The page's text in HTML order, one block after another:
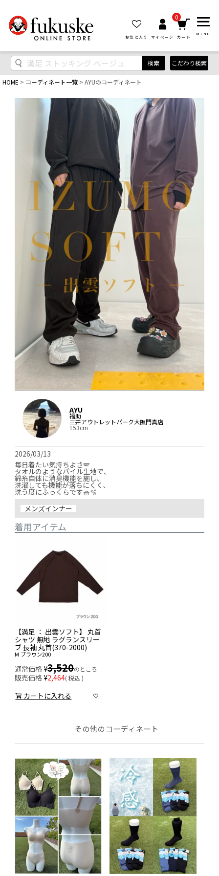
お気に入り マイページ
0
カート
MENU
検索 こだわり検索
HOME コーディネート一覧 AYUのコーディネート
AYU
福助
三井アウトレットパーク大阪門真店
153cm
2026/03/13
毎日着たい気持ちよさ🪽
タオルのようなパイル生地で､
綿糸自体に消臭機能を施し､
洗濯しても機能が落ちにくく､
洗う度にふっくらです🧺🫧
メンズインナー
着用アイテム
【満足 ： 出雲ソフト】 丸首
シャツ 無地 ラグランスリー
ブ 長袖 丸首(370-2000)
M ブラウン200
通常価格 ¥3,520のところ
販売価格 ¥2,464 税込
カートに入れる
その他のコーディネート